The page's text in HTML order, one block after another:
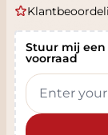
Stuur mij
voorraad